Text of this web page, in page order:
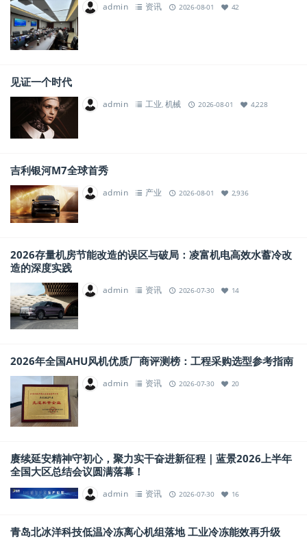
admin 资讯 2026-08-01 42
见证一个时代
admin 工业, 机械 2026-08-01 4,228
吉利银河M7全球首秀
admin 产业 2026-08-01 2,936
2026存量机房节能改造的误区与破局：凌富机电高效水蓄冷改
造的深度实践
admin 资讯 2026-07-30 14
2026年全国AHU风机优质厂商评测榜：工程采购选型参考指南
admin 资讯 2026-07-30 20
赓续延安精神守初心，聚力实干奋进新征程｜蓝景2026上半年
全国大区总结会议圆满落幕！
admin 资讯 2026-07-30 16
青岛北冰洋科技低温冷冻离心机组落地 工业冷冻能效再升级